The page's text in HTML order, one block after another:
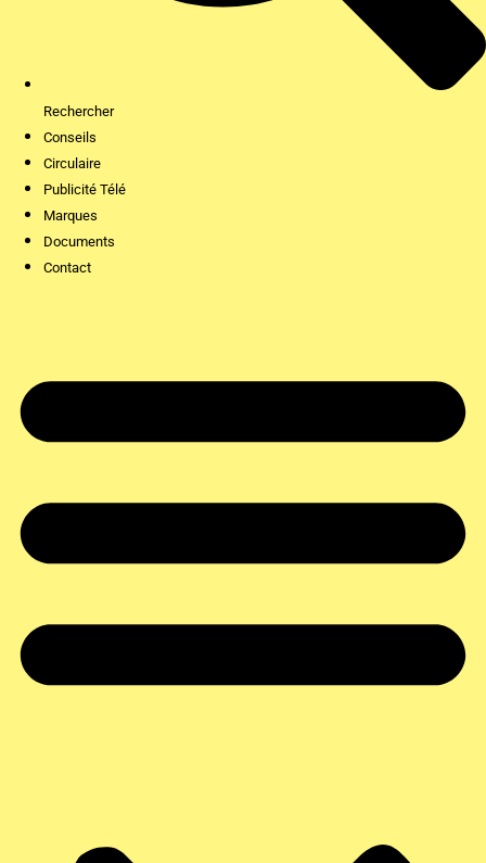
Rechercher
Conseils
Circulaire
Publicité Télé
Marques
Documents
Contact